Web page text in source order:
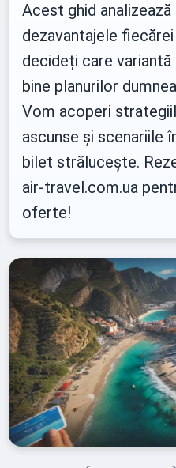
Acest ghid analizează
dezavantajele
decideți care
bine planurilor
Vom acoperi
ascunse și scenariile
bilet strălucește.
air-travel.com.ua
oferte!